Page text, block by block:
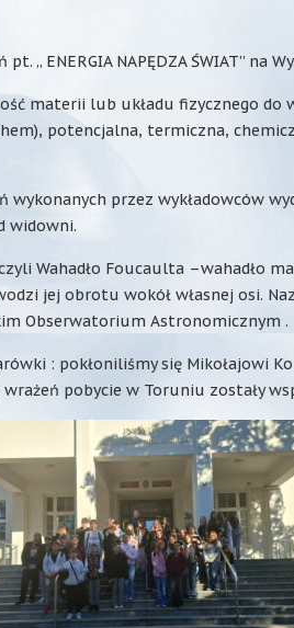
„ ENERGIA NAPĘDZA ŚWIAT” na
materii lub układu fizycznego do
potencjalna, termiczna,
przez wykładowców
widowni.
Wahadło Foucaulta –wahadło
jej obrotu wokół własnej osi.
Obserwatorium Astronomicznym .
: pokłoniliśmy się Mikołajowi
wrażeń pobycie w Toruniu